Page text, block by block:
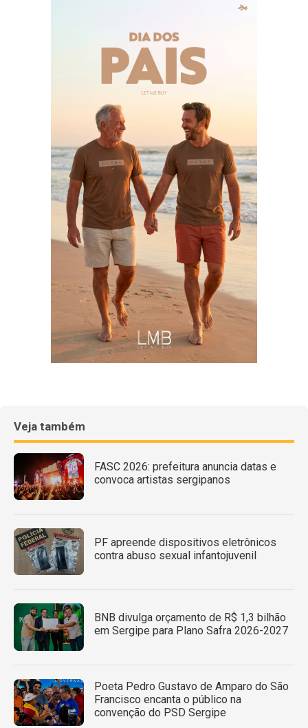
Veja também
FASC 2026: prefeitura anuncia datas e
convoca artistas sergipanos
PF apreende dispositivos eletrônicos
contra abuso sexual infantojuvenil
BNB divulga orçamento de R$ 1,3 bilhão
em Sergipe para Plano Safra 2026-2027
Poeta Pedro Gustavo de Amparo do São
Francisco encanta o público na
convenção do PSD Sergipe